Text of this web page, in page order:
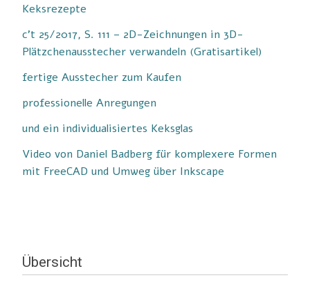
Keksrezepte
c’t 25/2017, S. 111 – 2D-Zeichnungen in 3D-
Plätzchenausstecher verwandeln (Gratisartikel)
fertige Ausstecher zum Kaufen
professionelle Anregungen
und ein individualisiertes Keksglas
Video von Daniel Badberg für komplexere Formen
mit FreeCAD und Umweg über Inkscape
Übersicht